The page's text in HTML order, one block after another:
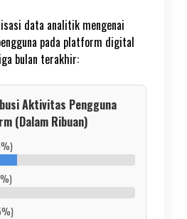
data analitik mengenai
pada platform digital
bulan terakhir:
Aktivitas Pengguna
(Dalam Ribuan)